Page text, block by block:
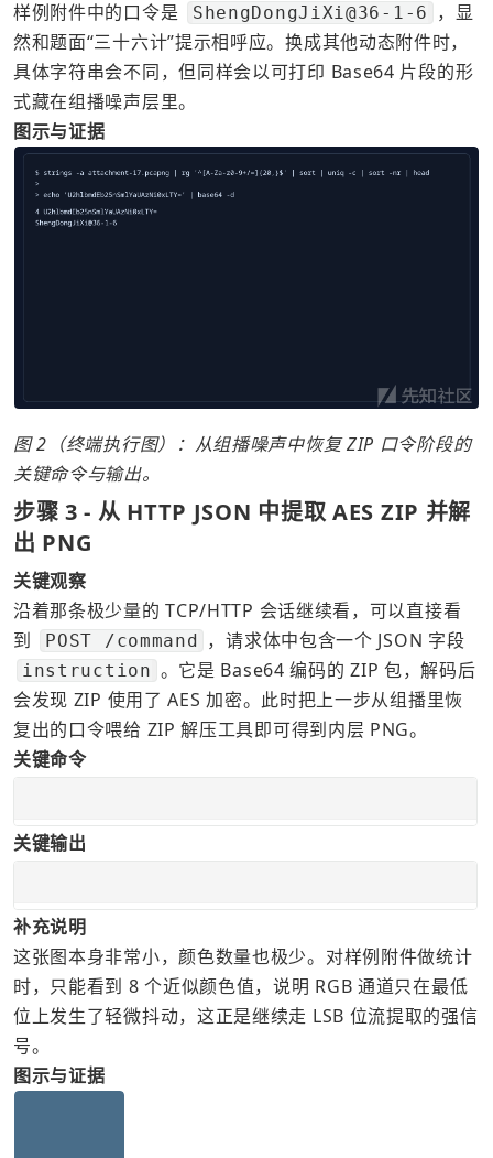
样例附件中的口令是 ShengDongJiXi@36-1-6
，显
然和题面“三十六计”提示相呼应。换成其他动态附件时，
具体字符串会不同，但同样会以可打印 Base64 片段的形
式藏在组播噪声层里。
图示与证据
图 2（终端执行图）：从组播噪声中恢复 ZIP 口令阶段的
关键命令与输出。
步骤 3 - 从 HTTP JSON 中提取 AES ZIP 并解
出 PNG
关键观察
沿着那条极少量的 TCP/HTTP 会话继续看，可以直接看
到
POST /command ，请求体中包含一个 JSON 字段
instruction 。它是 Base64 编码的 ZIP 包，解码后
会发现 ZIP 使用了 AES 加密。此时把上一步从组播里恢
复出的口令喂给 ZIP 解压工具即可得到内层 PNG。
关键命令
关键输出
补充说明
这张图本身非常小，颜色数量也极少。对样例附件做统计
时，只能看到 8 个近似颜色值，说明 RGB 通道只在最低
位上发生了轻微抖动，这正是继续走 LSB 位流提取的强信
号。
图示与证据